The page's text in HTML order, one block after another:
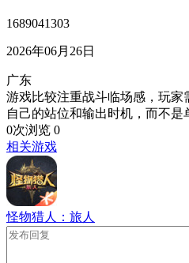
1689041303
2026年06月26日
广东
游戏比较注重战斗临场感，玩
自己的站位和输出时机，而不是
0次浏览 0
相关游戏
怪物猎人：旅人